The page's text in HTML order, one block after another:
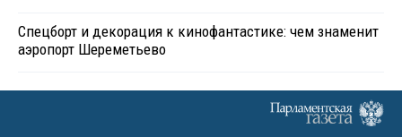
Спецборт и декорация к кинофантастике: чем знаменит
аэропорт Шереметьево